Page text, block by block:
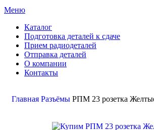
Меню
Каталог
Подготовка деталей к сдаче
Прием радиодеталей
Отправка деталей
О компании
Контакты
Поиск
Главная Разъёмы РПМ 23 розетка